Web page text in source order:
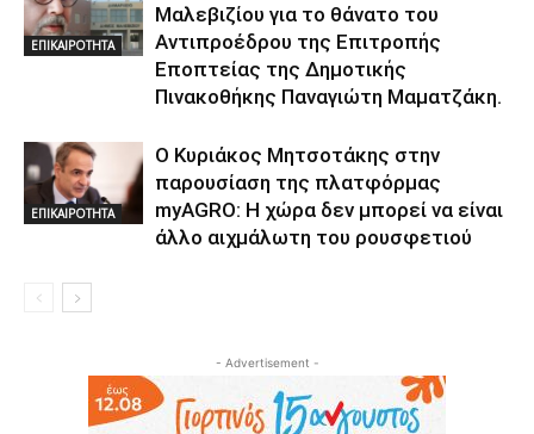
ΕΠΙΚΑΙΡΟΤΗΤΑ
Μαλεβιζίου για το θάνατο του
Αντιπροέδρου της Επιτροπής
Εποπτείας της Δημοτικής
Πινακοθήκης Παναγιώτη Μαματζάκη.
ΕΠΙΚΑΙΡΟΤΗΤΑ
Ο Κυριάκος Μητσοτάκης στην
παρουσίαση της πλατφόρμας
myAGRO: Η χώρα δεν μπορεί να είναι
άλλο αιχμάλωτη του ρουσφετιού
- Advertisement -